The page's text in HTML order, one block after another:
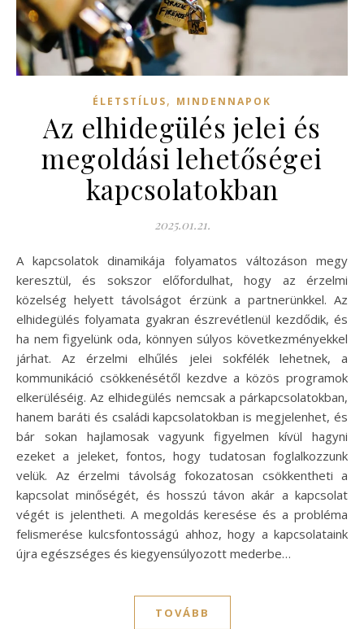
ÉLETSTÍLUS, MINDENNAPOK
Az elhidegülés jelei és
megoldási lehetőségei
kapcsolatokban
2025.01.21.
A kapcsolatok dinamikája folyamatos változáson megy
keresztül, és sokszor előfordulhat, hogy az érzelmi
közelség helyett távolságot érzünk a partnerünkkel. Az
elhidegülés folyamata gyakran észrevétlenül kezdődik, és
ha nem figyelünk oda, könnyen súlyos következményekkel
járhat. Az érzelmi elhűlés jelei sokfélék lehetnek, a
kommunikáció csökkenésétől kezdve a közös programok
elkerüléséig. Az elhidegülés nemcsak a párkapcsolatokban,
hanem baráti és családi kapcsolatokban is megjelenhet, és
bár sokan hajlamosak vagyunk figyelmen kívül hagyni
ezeket a jeleket, fontos, hogy tudatosan foglalkozzunk
velük. Az érzelmi távolság fokozatosan csökkentheti a
kapcsolat minőségét, és hosszú távon akár a kapcsolat
végét is jelentheti. A megoldás keresése és a probléma
felismerése kulcsfontosságú ahhoz, hogy a kapcsolataink
újra egészséges és kiegyensúlyozott mederbe…
TOVÁBB